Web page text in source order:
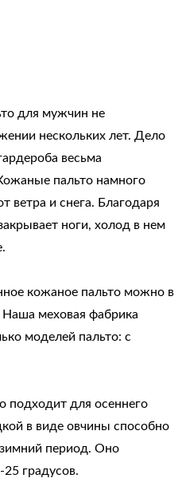
для мужчин не
нескольких лет. Дело
весьма
пальто намного
ветра и снега. Благодаря
ноги, холод в нем
кожаное пальто можно в
Наша меховая фабрика
моделей пальто: с
подходит для осеннего
в виде овчины способно
период. Оно
градусов.